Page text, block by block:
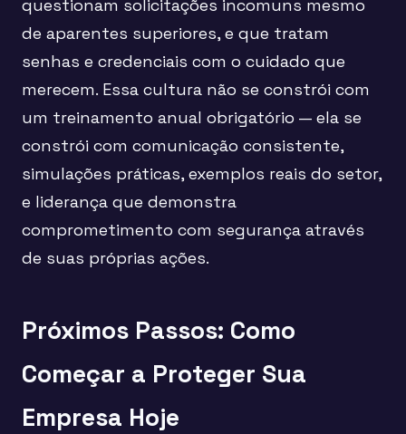
questionam solicitações incomuns mesmo
de aparentes superiores, e que tratam
senhas e credenciais com o cuidado que
merecem. Essa cultura não se constrói com
um treinamento anual obrigatório — ela se
constrói com comunicação consistente,
simulações práticas, exemplos reais do setor,
e liderança que demonstra
comprometimento com segurança através
de suas próprias ações.
Próximos Passos: Como
Começar a Proteger Sua
Empresa Hoje